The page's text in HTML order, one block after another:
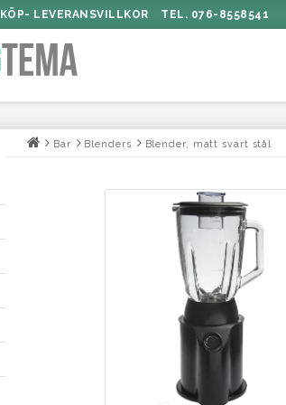
KÖP- LEVERANSVILLKOR TEL. 076-8558541
Bar Blenders Blender, matt svart stål